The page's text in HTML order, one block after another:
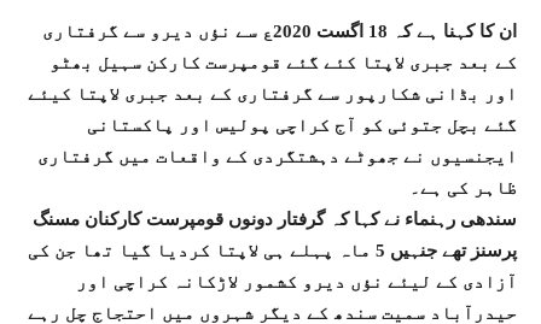
ان کا کہنا ہے کہ 18 اگست 2020ع سے نؤں دیرو سے گرفتاری
کے بعد جبری لاپتا کئے گئے قومپرست کارکن سہیل بھٹو
اور بڈانی شکارپور سے گرفتاری کے بعد جبری لاپتا کیئے
گئے بچل جتوئی کو آج کراچی پولیس اور پاکستانی
ایجنسیوں نے جھوٹے دہشتگردی کے واقعات میں گرفتاری
ظاہر کی ہے۔
سندھی رہنماء نے کہا کہ گرفتار دونوں قومپرست کارکنان مسنگ
پرسنز تھے جنہیں 5 ماہ پہلے ہی لاپتا کردیا گیا تھا جن کی
آزادی کے لیئے نؤں دیرو کشمور لاڑکانہ کراچی اور
حیدرآباد سمیت سندھ کے دیگر شہروں میں احتجاج چل رہے